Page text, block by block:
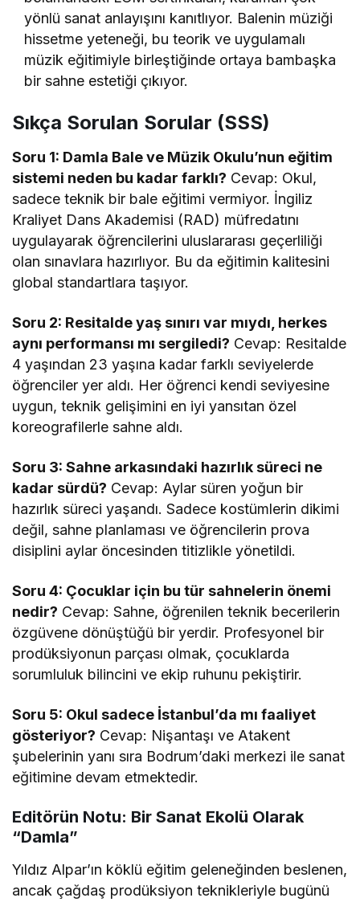
yönlü sanat anlayışını kanıtlıyor. Balenin müziği
hissetme yeteneği, bu teorik ve uygulamalı
müzik eğitimiyle birleştiğinde ortaya bambaşka
bir sahne estetiği çıkıyor.
Sıkça Sorulan Sorular (SSS)
Soru 1: Damla Bale ve Müzik Okulu’nun eğitim
sistemi neden bu kadar farklı? Cevap: Okul,
sadece teknik bir bale eğitimi vermiyor. İngiliz
Kraliyet Dans Akademisi (RAD) müfredatını
uygulayarak öğrencilerini uluslararası geçerliliği
olan sınavlara hazırlıyor. Bu da eğitimin kalitesini
global standartlara taşıyor.
Soru 2: Resitalde yaş sınırı var mıydı, herkes
aynı performansı mı sergiledi? Cevap: Resitalde
4 yaşından 23 yaşına kadar farklı seviyelerde
öğrenciler yer aldı. Her öğrenci kendi seviyesine
uygun, teknik gelişimini en iyi yansıtan özel
koreografilerle sahne aldı.
Soru 3: Sahne arkasındaki hazırlık süreci ne
kadar sürdü? Cevap: Aylar süren yoğun bir
hazırlık süreci yaşandı. Sadece kostümlerin dikimi
değil, sahne planlaması ve öğrencilerin prova
disiplini aylar öncesinden titizlikle yönetildi.
Soru 4: Çocuklar için bu tür sahnelerin önemi
nedir? Cevap: Sahne, öğrenilen teknik becerilerin
özgüvene dönüştüğü bir yerdir. Profesyonel bir
prodüksiyonun parçası olmak, çocuklarda
sorumluluk bilincini ve ekip ruhunu pekiştirir.
Soru 5: Okul sadece İstanbul’da mı faaliyet
gösteriyor? Cevap: Nişantaşı ve Atakent
şubelerinin yanı sıra Bodrum’daki merkezi ile sanat
eğitimine devam etmektedir.
Editörün Notu: Bir Sanat Ekolü Olarak
“Damla”
Yıldız Alpar’ın köklü eğitim geleneğinden beslenen,
ancak çağdaş prodüksiyon teknikleriyle bugünü